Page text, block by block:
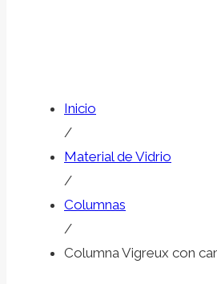
Inicio
/
Material de Vidrio
/
Columnas
/
Columna Vigreux con